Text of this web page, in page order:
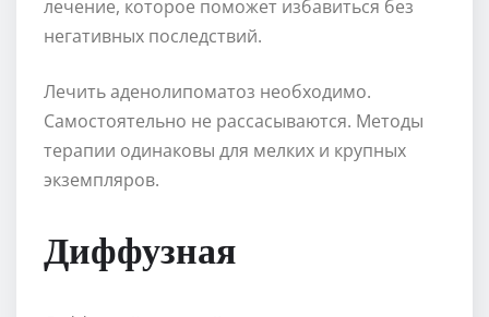
лечение, которое поможет избавиться без
негативных последствий.
Лечить аденолипоматоз необходимо.
Самостоятельно не рассасываются. Методы
терапии одинаковы для мелких и крупных
экземпляров.
Диффузная